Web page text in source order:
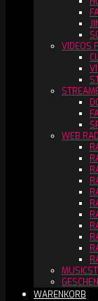
VIDEOS
WEB
WARENKORB